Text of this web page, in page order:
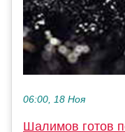
06:00, 18 Ноя
Шалимов готов